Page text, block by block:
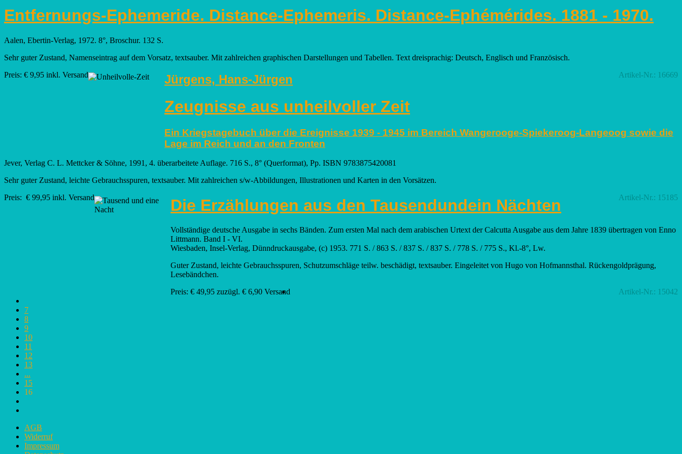
Entfernungs-Ephemeride. Distance-Ephemeris. Distance-Ephémérides. 1881 - 1970.
Aalen, Ebertin-Verlag, 1972. 8°, Broschur. 132 S.
Sehr guter Zustand, Namenseintrag auf dem Vorsatz, textsauber. Mit zahlreichen graphischen Darstellungen und Tabellen. Text dreisprachig: Deutsch, Englisch und Französisch.
Preis: € 9,95 inkl. Versand
Artikel-Nr.: 16669
Jürgens, Hans-Jürgen
Zeugnisse aus unheilvoller Zeit
Ein Kriegstagebuch über die Ereignisse 1939 - 1945 im Bereich Wangerooge-Spiekeroog-Langeoog sowie die
Lage im Reich und an den Fronten
Jever, Verlag C. L. Mettcker & Söhne, 1991, 4. überarbeitete Auflage. 716 S., 8° (Querformat), Pp. ISBN 9783875420081
Sehr guter Zustand, leichte Gebrauchsspuren, textsauber. Mit zahlreichen s/w-Abbildungen, Illustrationen und Karten in den Vorsätzen.
Preis: € 99,95 inkl. Versand
Artikel-Nr.: 15185
Die Erzählungen aus den Tausendundein Nächten
Vollständige deutsche Ausgabe in sechs Bänden. Zum ersten Mal nach dem arabischen Urtext der Calcutta Ausgabe aus dem Jahre 1839 übertragen von Enno
Littmann. Band I - VI.
Wiesbaden, Insel-Verlag, Dünndruckausgabe, (c) 1953. 771 S. / 863 S. / 837 S. / 837 S. / 778 S. / 775 S., Kl.-8°, Lw.
Guter Zustand, leichte Gebrauchsspuren, Schutzumschläge teilw. beschädigt, textsauber. Eingeleitet von Hugo von Hofmannsthal. Rückengoldprägung,
Lesebändchen.
Preis: € 49,95 zuzügl. € 6,90 Versand
Artikel-Nr.: 15042
7
8
9
10
11
12
13
...
15
16
AGB
Widerruf
Impressum